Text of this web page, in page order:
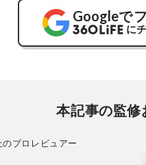
Googleで
に
本記事の監修
プロレビュアー